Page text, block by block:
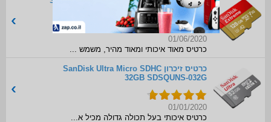
128GB SDSQXA1-128G
01/06/2020
כרטיס מאוד איכותי ומאוד מהיר, משמש ...
כרטיס זיכרון SanDisk Ultra Micro SDHC
32GB SDSQUNS-032G
01/01/2020
כרטיס איכותי בעל תכולה גדולה מכיל א...